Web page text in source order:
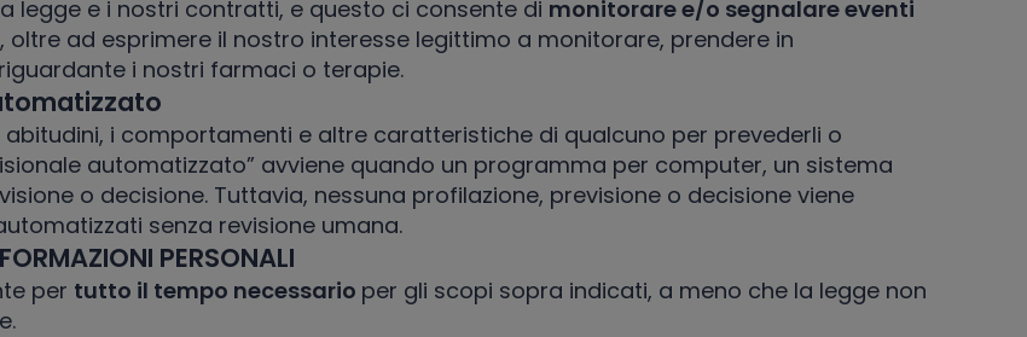
legge e i nostri contratti, e questo ci consente di monitorare e/o segnalare eventi
, oltre ad esprimere il nostro interesse legittimo a monitorare, prendere in
i nostri farmaci o terapie.
abitudini, i comportamenti e altre caratteristiche di qualcuno per prevederli o
automatizzato” avviene quando un programma per computer, un sistema
o decisione. Tuttavia, nessuna profilazione, previsione o decisione viene
senza revisione umana.
PERSONALI
per tutto il tempo necessario per gli scopi sopra indicati, a meno che la legge non